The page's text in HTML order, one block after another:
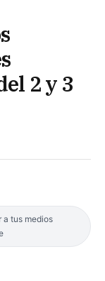
2 y 3
a tus medios